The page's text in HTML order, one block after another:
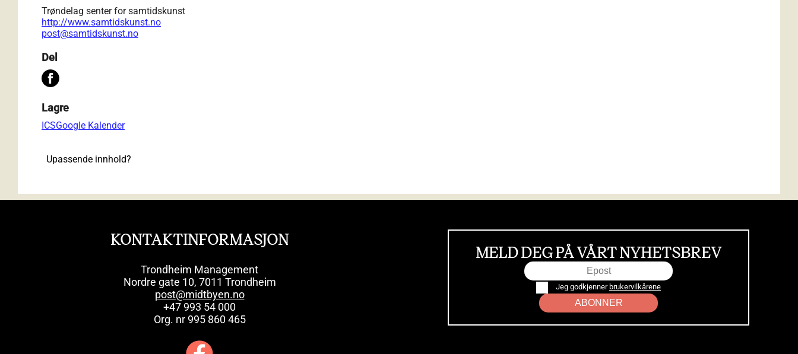
Trøndelag senter for samtidskunst
http://www.samtidskunst.no
post@samtidskunst.no
Del
Lagre
ICSGoogle Kalender
Upassende innhold?
KONTAKTINFORMASJON
Trondheim Management
Nordre gate 10, 7011 Trondheim
post@midtbyen.no
+47 993 54 000
Org. nr 995 860 465
MELD DEG PÅ VÅRT NYHETSBREV
Jeg godkjenner brukervilkårene
ABONNER